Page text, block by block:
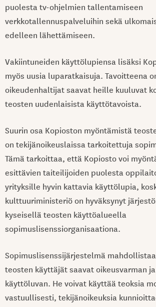
puolesta tv-ohjelmien tallentamiseen
verkkotallennuspalveluihin sekä
edelleen lähettämiseen.
Vakiintuneiden käyttölupiensa lisäksi
myös uusia luparatkaisuja. Tavoitteena
oikeudenhaltijat saavat heille kuuluvat
teosten uudenlaisista käyttötavoista.
Suurin osa Kopioston myöntämistä
on tekijänoikeuslaissa tarkoitettuja
Tämä tarkoittaa, että Kopiosto voi
esittävien taiteilijoiden puolesta
yrityksille hyvin kattavia käyttölupia,
kulttuuriministeriö on hyväksynyt
kyseisellä teosten käyttöalueella
sopimuslisenssiorganisaationa.
Sopimuslisenssijärjestelmä
teosten käyttäjät saavat oikeusvarman
käyttöluvan. He voivat käyttää teoksia
vastuullisesti, tekijänoikeuksia